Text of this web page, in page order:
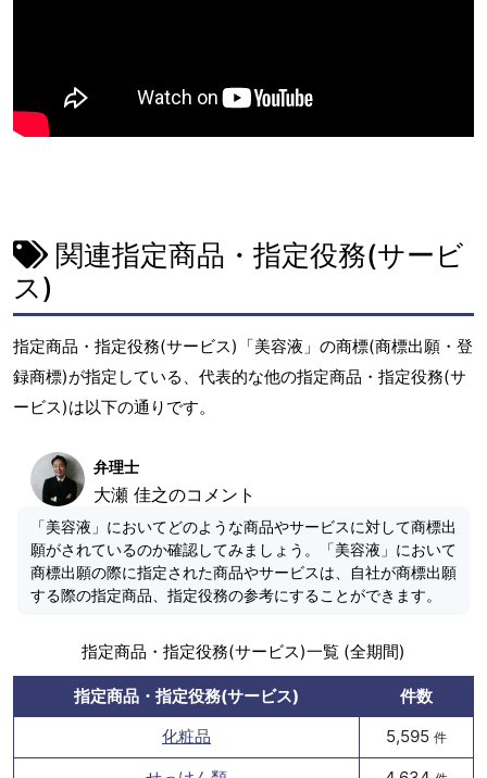
関連指定商品・指定役務(サービ
ス)
指定商品・指定役務(サービス)「美容液」の商標(商標出願・登
録商標)が指定している、代表的な他の指定商品・指定役務(サ
ービス)は以下の通りです。
弁理士
大瀬 佳之のコメント
「美容液」においてどのような商品やサービスに対して商標出
願がされているのか確認してみましょう。「美容液」において
商標出願の際に指定された商品やサービスは、自社が商標出願
する際の指定商品、指定役務の参考にすることができます。
指定商品・指定役務(サービス)一覧 (全期間)
指定商品・指定役務(サービス)
件数
化粧品
5,595 件